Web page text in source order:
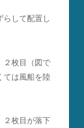
らして配置し
２枚目（図で
ては風船を陸
２枚目が落下